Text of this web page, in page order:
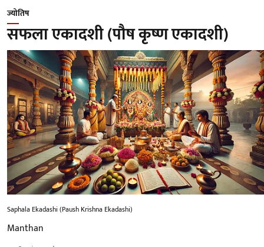
ज्योतिष
सफला एकादशी (पौष कृष्ण एकादशी)
Saphala Ekadashi (Paush Krishna Ekadashi)
Manthan